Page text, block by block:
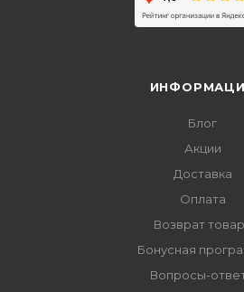
Блог
Акции
Доставка
Оплата
Возврат
Бонусная
Вопросы-